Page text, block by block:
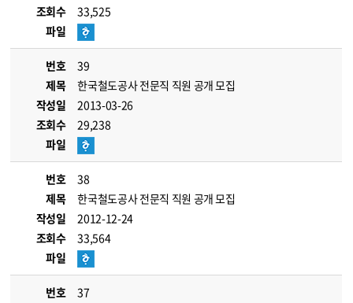
조회수
33,525
파일
번호
39
제목
한국철도공사 전문직 직원 공개 모집
작성일
2013-03-26
조회수
29,238
파일
번호
38
제목
한국철도공사 전문직 직원 공개 모집
작성일
2012-12-24
조회수
33,564
파일
번호
37